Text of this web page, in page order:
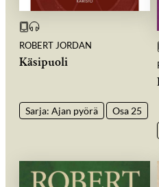
ROBERT JORDAN
Käsipuoli
Sarja: Ajan pyörä Osa 25